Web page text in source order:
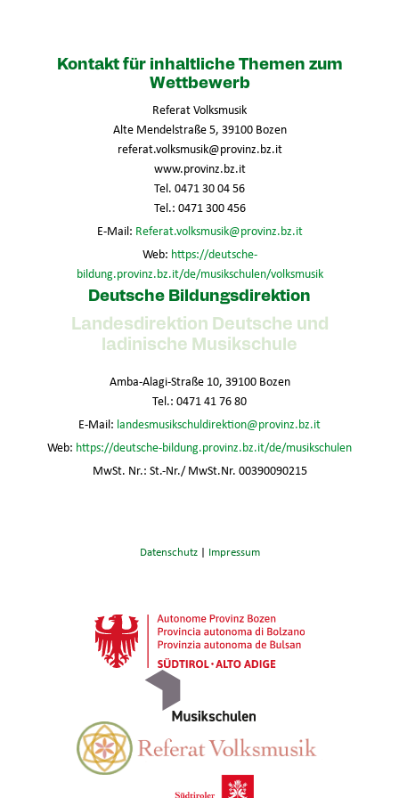
Kontakt für inhaltliche Themen zum
Wettbewerb
Referat Volksmusik
Alte Mendelstraße 5, 39100 Bozen
referat.volksmusik@provinz.bz.it
www.provinz.bz.it
Tel. 0471 30 04 56
Tel.: 0471 300 456
E-Mail: Referat.volksmusik@provinz.bz.it
Web: https://deutsche-
bildung.provinz.bz.it/de/musikschulen/volksmusik
Deutsche Bildungsdirektion
Landesdirektion Deutsche und
ladinische Musikschule
Amba-Alagi-Straße 10, 39100 Bozen
Tel.: 0471 41 76 80
E-Mail: landesmusikschuldirektion@provinz.bz.it
Web: https://deutsche-bildung.provinz.bz.it/de/musikschulen
MwSt. Nr.: St.-Nr./ MwSt.Nr. 00390090215
Datenschutz| Impressum